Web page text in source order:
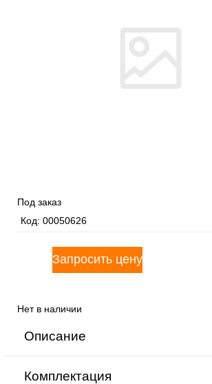
Под заказ
Код: 00050626
Нет в наличии
Описание
Комплектация